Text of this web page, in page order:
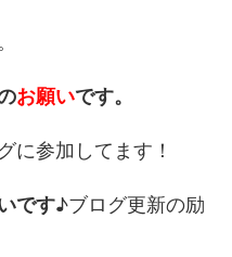
お願いです。
に参加してます！
です♪ブログ更新の励